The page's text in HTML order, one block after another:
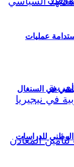
في السنغال
2719 واختبار استدامة عمليات
الوطني للدراسات